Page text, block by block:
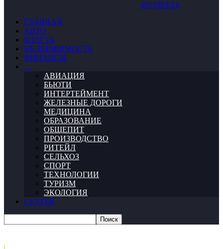
BUSINESS
ГЛАВНАЯ
АВТО
ВЛАСТЬ
НЕДВИЖИМОСТЬ
ФИНАНСЫ
…
АВИАЦИЯ
БЬЮТИ
ИНТЕРТЕЙМЕНТ
ЖЕЛЕЗНЫЕ ДОРОГИ
МЕДИЦИНА
ОБРАЗОВАНИЕ
ОБЩЕПИТ
ПРОИЗВОДСТВО
РИТЕЙЛ
СЕЛЬХОЗ
СПОРТ
ТЕХНОЛОГИИ
ТУРИЗМ
ЭКОЛОГИЯ
СТАТЬИ